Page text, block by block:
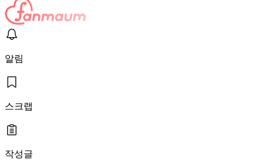
알림
스크랩
작성글